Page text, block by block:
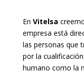
En Vitelsa
empresa está
las personas que
por la
humano como la